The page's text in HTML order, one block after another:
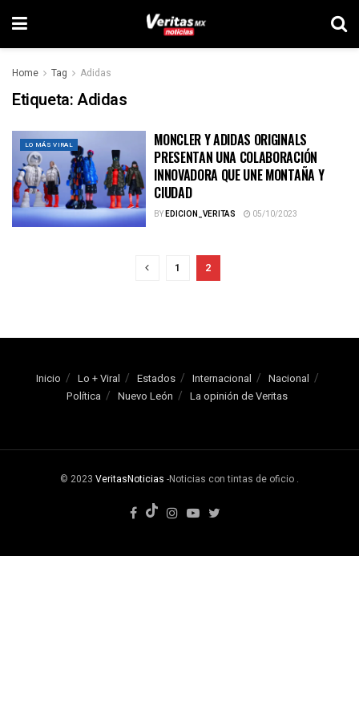
Home Tag Adidas
Etiqueta:Adidas
LO MÁS VIRAL
MONCLER Y ADIDAS ORIGINALS
PRESENTAN UNA COLABORACIÓN
INNOVADORA QUE UNE MONTAÑA Y
CIUDAD
BYEDICION_VERITAS 05/10/2023
1 2
Inicio Lo + Viral Estados Internacional
Nacional
Política
Nuevo León La opinión de Veritas
© 2023 VeritasNoticias -Noticias con tintas de oficio .